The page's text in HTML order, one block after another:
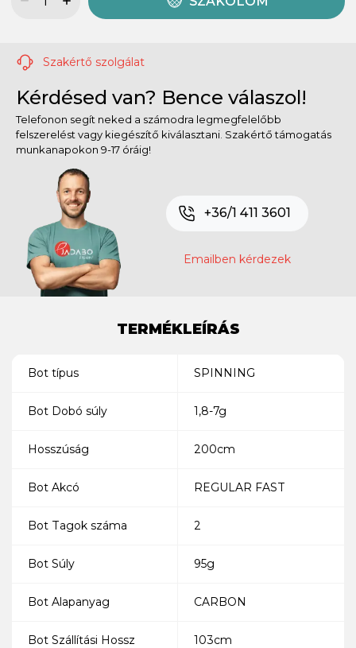
Szakértő szolgálat
Kérdésed van? Bence válaszol!
Telefonon segít neked a számodra legmegfelelőbb
felszerelést vagy kiegészítő kiválasztani. Szakértő támogatás
munkanapokon 9-17 óráig!
+36/1 411 3601
Emailben kérdezek
TERMÉKLEÍRÁS
Bot típus SPINNING
Bot Dobó súly 1,8-7g
Hosszúság 200cm
Bot Akcó REGULAR FAST
Bot Tagok száma 2
Bot Súly 95g
Bot Alapanyag CARBON
Bot Szállítási Hossz 103cm